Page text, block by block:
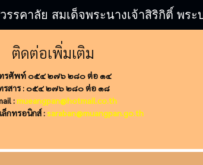
รคาลัย สมเด็จพระนางเจ้าสิริกิติ์ พ
ติดต่อเพิ่มเติม
รศัพท์ ๐๕๔ ๒๗๖ ๒๘๐ ต่อ ๑๔
รสาร : ๐๕๔ ๒๗๖ ๒๘๐ ต่อ ๑๘
:mueangpan@hotmail.co.th
กทรอนิกส์ : saraban@muangpan.go.th